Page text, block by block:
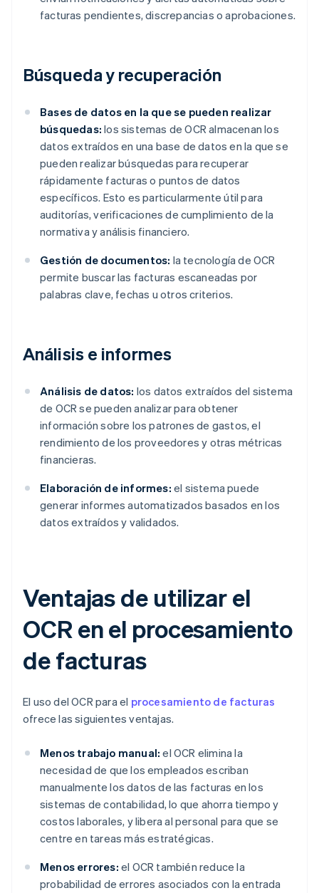
facturas pendientes, discrepancias o aprobaciones.
Búsqueda y recuperación
Bases de datos en la que se pueden realizar
búsquedas: los sistemas de OCR almacenan los
datos extraídos en una base de datos en la que se
pueden realizar búsquedas para recuperar
rápidamente facturas o puntos de datos
específicos. Esto es particularmente útil para
auditorías, verificaciones de cumplimiento de la
normativa y análisis financiero.
Gestión de documentos: la tecnología de OCR
permite buscar las facturas escaneadas por
palabras clave, fechas u otros criterios.
Análisis e informes
Análisis de datos: los datos extraídos del sistema
de OCR se pueden analizar para obtener
información sobre los patrones de gastos, el
rendimiento de los proveedores y otras métricas
financieras.
Elaboración de informes: el sistema puede
generar informes automatizados basados en los
datos extraídos y validados.
Ventajas de utilizar el
OCR en el procesamiento
de facturas
El uso del OCR para el procesamiento de facturas
ofrece las siguientes ventajas.
Menos trabajo manual: el OCR elimina la
necesidad de que los empleados escriban
manualmente los datos de las facturas en los
sistemas de contabilidad, lo que ahorra tiempo y
costos laborales, y libera al personal para que se
centre en tareas más estratégicas.
Menos errores: el OCR también reduce la
probabilidad de errores asociados con la entrada